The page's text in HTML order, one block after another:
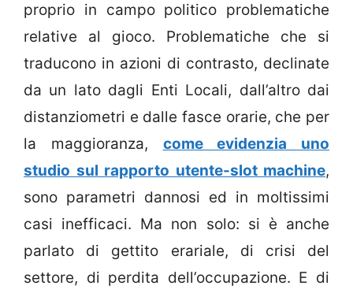
proprio in campo politico problematiche
relative al gioco. Problematiche che si
traducono in azioni di contrasto, declinate
da un lato dagli Enti Locali, dall’altro dai
distanziometri e dalle fasce orarie, che per
la maggioranza, come evidenzia uno
studio sul rapporto utente-slot machine,
sono parametri dannosi ed in moltissimi
casi inefficaci. Ma non solo: si è anche
parlato di gettito erariale, di crisi del
settore, di perdita dell’occupazione. E di